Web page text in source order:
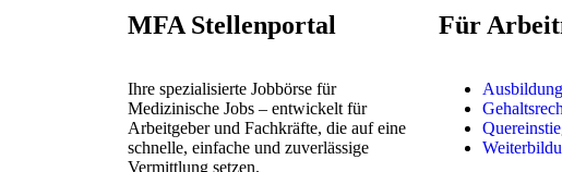
MFA Stellenportal
Ihre spezialisierte Jobbörse für
Medizinische Jobs – entwickelt für
Arbeitgeber und Fachkräfte, die auf eine
schnelle, einfache und zuverlässige
Vermittlung setzen.
Für
Ausbildung